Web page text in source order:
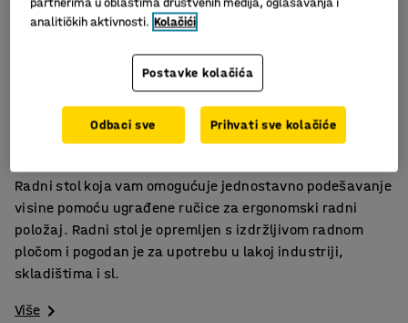
Ručno podesiva visina
Izdržljiva ploča od prešanog laminata
Čvrst okvir
Radni stol koja vam omogućuje jednostavno podešavanje
visine pomoću ugrađene ručice za ergonomski radni
položaj. Radni stol je opremljen s izdržljivom radnom
pločom i pogodan je za upotrebu u lakoj industriji,
skladištima i sl.
Više
analitičkih aktivnosti. Kolačići
Postavke kolačića
Odbaci sve Prihvati sve kolačiće